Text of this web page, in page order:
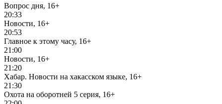
Вопрос дня, 16+
20:33
Новости, 16+
20:53
Главное к этому часу, 16+
21:00
Новости, 16+
21:20
Хабар. Новости на хакасском языке, 16+
21:30
Охота на оборотней 5 серия, 16+